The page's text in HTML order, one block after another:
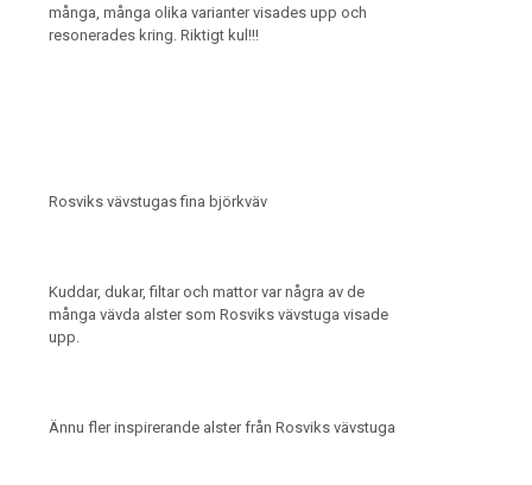
många, många olika varianter visades upp och
resonerades kring. Riktigt kul!!!
Rosviks vävstugas fina björkväv
Kuddar, dukar, filtar och mattor var några av de
många vävda alster som Rosviks vävstuga visade
upp.
Ännu fler inspirerande alster från Rosviks vävstuga